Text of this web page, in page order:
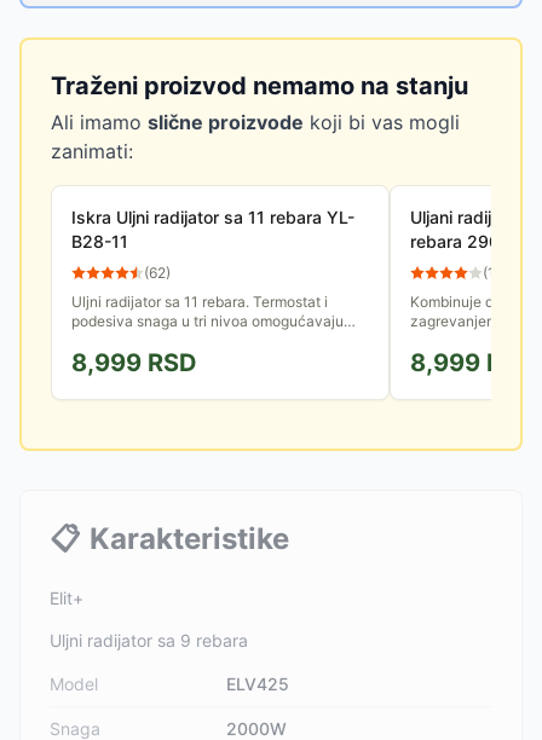
Traženi proizvod nemamo na stanju
Ali imamo slične proizvode koji bi vas mogli
zanimati:
Iskra Uljni radijator sa 11 rebara YL-
B28-11
(62)
Uljni radijator sa 11 rebara. Termostat i
podesiva snaga u tri nivoa omogućavaju
temperature.
8,999 RSD
Uljani radijator
rebara 2900W
(11
Kombinuje
zagrevanjem
Sa 11 rebara i...
8,999 RSD
📋 Karakteristike
Elit+
Uljni radijator sa 9 rebara
Model ELV425
Snaga 2000W